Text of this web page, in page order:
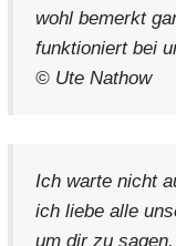
wohl bemerkt
funktioniert bei
© Ute Nathow
Ich warte nicht
ich liebe alle
um dir zu